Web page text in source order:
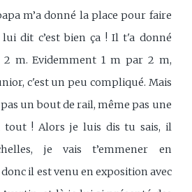
m’a donné la place pour faire
dit c’est bien ça ! Il t'a donné
m. Evidemment 1 m par 2 m,
c'est un peu compliqué. Mais
un bout de rail, même pas une
tout ! Alors je luis dis tu sais, il
je vais t’emmener en
il est venu en exposition avec